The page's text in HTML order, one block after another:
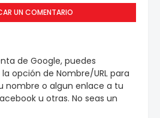
UN COMENTARIO
de Google, puedes
opción de Nombre/URL para
nombre o algun enlace a tu
u otras. No seas un